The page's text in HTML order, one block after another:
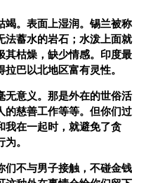
竭。表面上湿润。锡兰被称
法蓄水的岩石；水泼上面就
其枯燥，缺少情感。印度最
巴以北地区富有灵性。
无意义。那是外在的世俗活
慈善工作等等。但你们过
我在一起时，就避免了贪
。
们不与男子接触，不碰金钱